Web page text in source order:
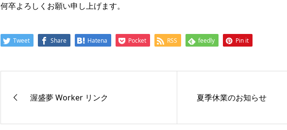
何卒よろしくお願い申し上げます。
Tweet Share Hatena Pocket RSS feedly Pin it
渥盛夢 Worker リンク 夏季休業のお知らせ